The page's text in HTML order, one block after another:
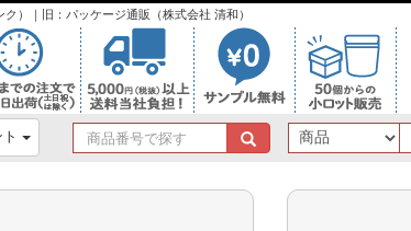
）｜旧：パッケージ通販（株式会社 清和）
商
品